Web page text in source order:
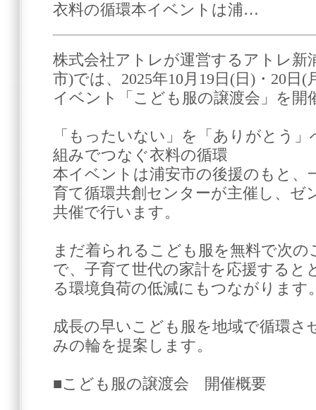
衣料の循環本イベントは浦…
株式会社アトレが運営するアトレ新
市)では、2025年10月19日(日)・20日
イベント「こども服の譲渡会」を開
「もったいない」を「ありがとう
組みでつなぐ衣料の循環
本イベントは浦安市の後援のもと、
育て循環共創センターが主催し、ゼ
共催で行います。
まだ着られるこども服を無料で次
で、子育て世代の家計を応援すると
る環境負荷の低減にもつながります
成長の早いこども服を地域で循環さ
みの輪を提案します。
■こども服の譲渡会 開催概要